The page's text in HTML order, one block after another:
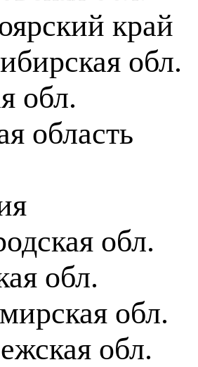
край
обл.
обл.
область
обл.
обл.
обл.
обл.